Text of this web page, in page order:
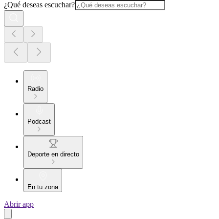
¿Qué deseas escuchar?
Radio
Podcast
Deporte en directo
En tu zona
Abrir app